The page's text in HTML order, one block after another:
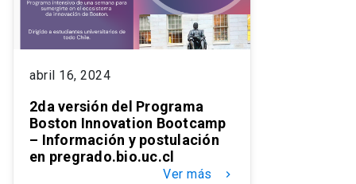
abril 16, 2024
2da versión del Programa
Boston Innovation Bootcamp
– Información y postulación
en pregrado.bio.uc.cl
Ver más keyboard_arrow_right